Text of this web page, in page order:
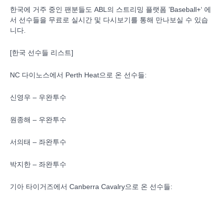
한국에 거주 중인 팬분들도 ABL의 스트리밍 플랫폼 ’Baseball+‘ 에
서 선수들을 무료로 실시간 및 다시보기를 통해 만나보실 수 있습
니다.
[한국 선수들 리스트]
NC 다이노스에서 Perth Heat으로 온 선수들:
신영우 – 우완투수
원종해 – 우완투수
서의태 – 좌완투수
박지한 – 좌완투수
기아 타이거즈에서 Canberra Cavalry으로 온 선수들: